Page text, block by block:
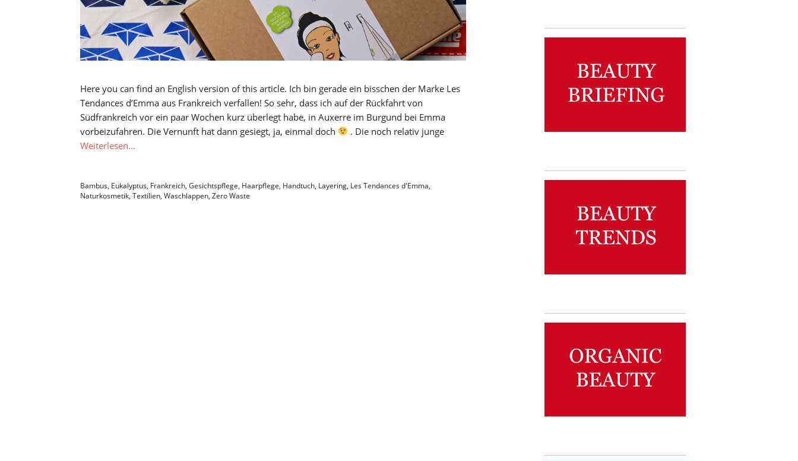
Here you can find an English version of this article. Ich bin gerade ein bisschen der Marke Les
Tendances d’Emma aus Frankreich verfallen! So sehr, dass ich auf der Rückfahrt von
Südfrankreich vor ein paar Wochen kurz überlegt habe, in Auxerre im Burgund bei Emma
vorbeizufahren. Die Vernunft hat dann gesiegt, ja, einmal doch
. Die noch relativ junge
Weiterlesen…
Bambus, Eukalyptus, Frankreich, Gesichtspflege, Haarpflege, Handtuch, Layering, Les Tendances d'Emma,
Naturkosmetik, Textilien, Waschlappen, Zero Waste